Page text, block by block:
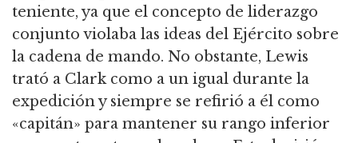
teniente, ya que el concepto de liderazgo
conjunto violaba las ideas del Ejército sobre
la cadena de mando. No obstante, Lewis
trató a Clark como a un igual durante la
expedición y siempre se refirió a él como
«capitán» para mantener su rango inferior